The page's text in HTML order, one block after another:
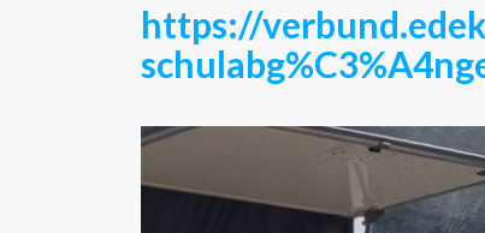
https://